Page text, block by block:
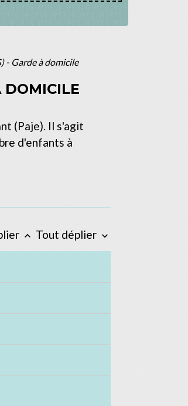
- Garde à domicile
DOMICILE
(Paje). Il s'agit
d'enfants à
keyboard_arrow_up Tout déplier keyboard_arrow_down